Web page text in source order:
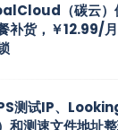
（碳云）
补货，￥12.99/
测试IP、
和测速文件地址